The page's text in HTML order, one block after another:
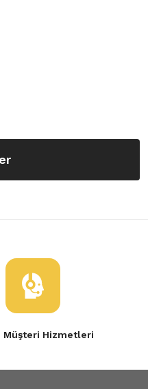
Müşteri Hizmetleri